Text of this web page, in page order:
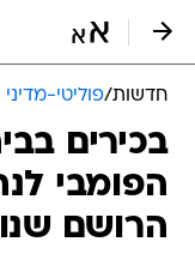
חדשות/פוליטי-מדיני
בכירים
הפומבי
הרושם